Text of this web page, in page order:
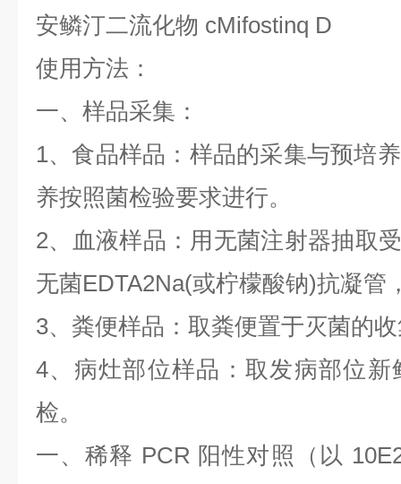
安鳞汀二流化物 cMifostinq D
使用方法：
一、样品采集：
1、食品样品：样品的采集与预培
养按照菌检验要求进行。
2、血液样品：用无菌注射器抽取
无菌EDTA2Na(或柠檬酸钠)抗凝管
3、粪便样品：取粪便置于灭菌的
4、病灶部位样品：取发病部位
检。
一、稀释 PCR 阳性对照（以